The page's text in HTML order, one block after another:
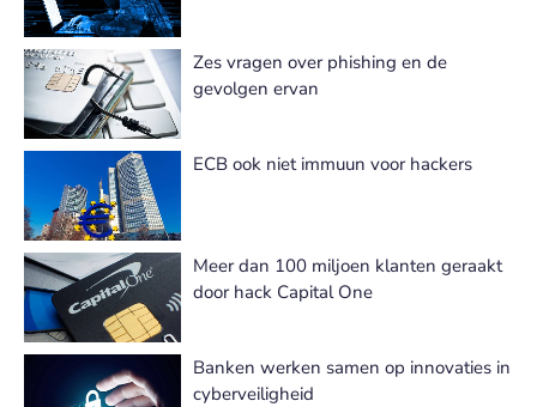
Zes vragen over phishing en de
gevolgen ervan
ECB ook niet immuun voor hackers
Meer dan 100 miljoen klanten geraakt
door hack Capital One
Banken werken samen op innovaties in
cyberveiligheid